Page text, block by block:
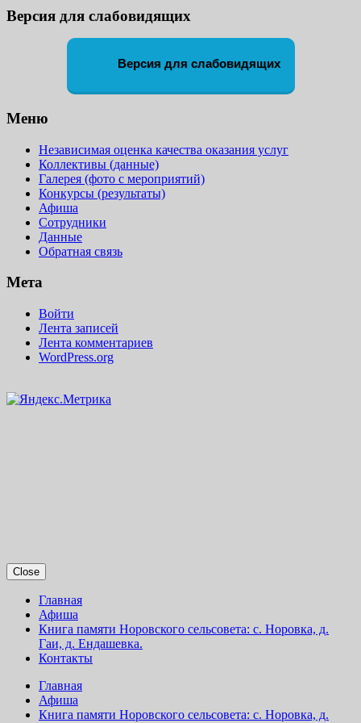
Версия для слабовидящих
Версия для слабовидящих
Меню
Независимая оценка качества оказания услуг
Коллективы (данные)
Галерея (фото с мероприятий)
Конкурсы (результаты)
Афиша
Сотрудники
Данные
Обратная связь
Мета
Войти
Лента записей
Лента комментариев
WordPress.org
Close
Главная
Афиша
Книга памяти Норовского сельсовета: с. Норовка, д.
Гаи, д. Ендашевка.
Контакты
Главная
Афиша
Книга памяти Норовского сельсовета: с. Норовка, д.